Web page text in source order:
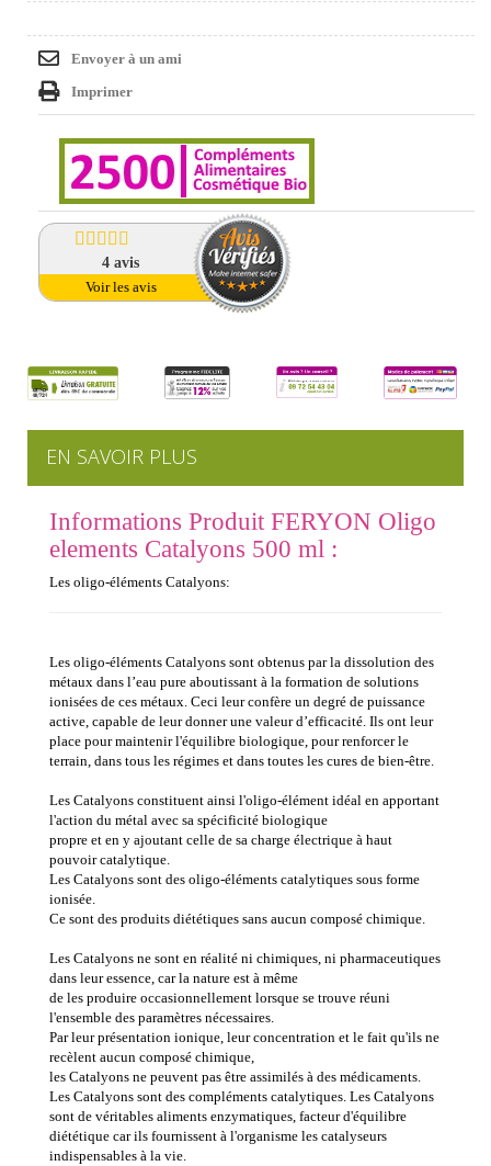
Envoyer à un ami
Imprimer
4avis
Voir les avis
EN SAVOIR PLUS
Informations Produit FERYON Oligo
elements Catalyons 500 ml :
Les oligo-éléments Catalyons:
Les oligo-éléments Catalyons sont obtenus par la dissolution des
métaux dans l’eau pure aboutissant à la formation de solutions
ionisées de ces métaux. Ceci leur confère un degré de puissance
active, capable de leur donner une valeur d’efficacité. Ils ont leur
place pour maintenir l'équilibre biologique, pour renforcer le
terrain, dans tous les régimes et dans toutes les cures de bien-être.
Les Catalyons constituent ainsi l'oligo-élément idéal en apportant
l'action du métal avec sa spécificité biologique
propre et en y ajoutant celle de sa charge électrique à haut
pouvoir catalytique.
Les Catalyons sont des oligo-éléments catalytiques sous forme
ionisée.
Ce sont des produits diététiques sans aucun composé chimique.
Les Catalyons ne sont en réalité ni chimiques, ni pharmaceutiques
dans leur essence, car la nature est à même
de les produire occasionnellement lorsque se trouve réuni
l'ensemble des paramètres nécessaires.
Par leur présentation ionique, leur concentration et le fait qu'ils ne
recèlent aucun composé chimique,
les Catalyons ne peuvent pas être assimilés à des médicaments.
Les Catalyons sont des compléments catalytiques. Les Catalyons
sont de véritables aliments enzymatiques, facteur d'équilibre
diététique car ils fournissent à l'organisme les catalyseurs
indispensables à la vie.